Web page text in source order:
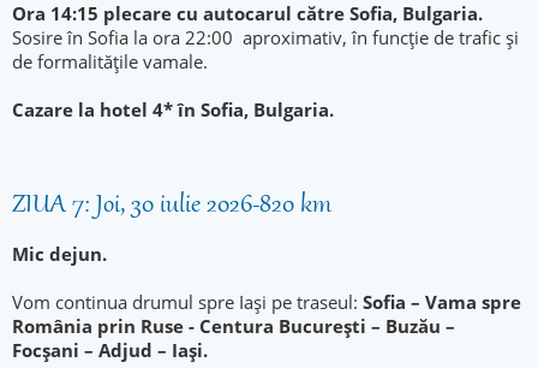
Ora 14:15 plecare cu autocarul către Sofia, Bulgaria.
Sosire în Sofia la ora 22:00 aproximativ, în funcție de trafic și
de formalitățile vamale.
Cazare la hotel 4*în Sofia, Bulgaria.
ZIUA 7: Joi, 30 iulie 2026-820 km
Mic dejun.
Vom continua drumul spre Iași pe traseul: Sofia – Vama spre
România prin Ruse - Centura București – Buzău –
Focșani – Adjud – Iași.